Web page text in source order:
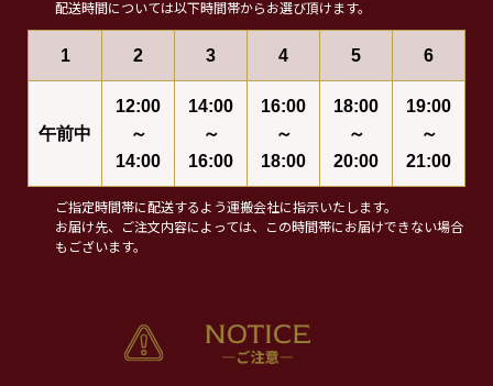
配送時間については以下時間帯からお選び頂けます。
1 2 3 4 5 6
午前中
12:00
～
14:00
14:00
～
16:00
16:00
～
18:00
18:00
～
20:00
19:00
～
21:00
ご指定時間帯に配送するよう運搬会社に指示いたします。
お届け先、ご注文内容によっては、この時間帯にお届けできない場合
もございます。